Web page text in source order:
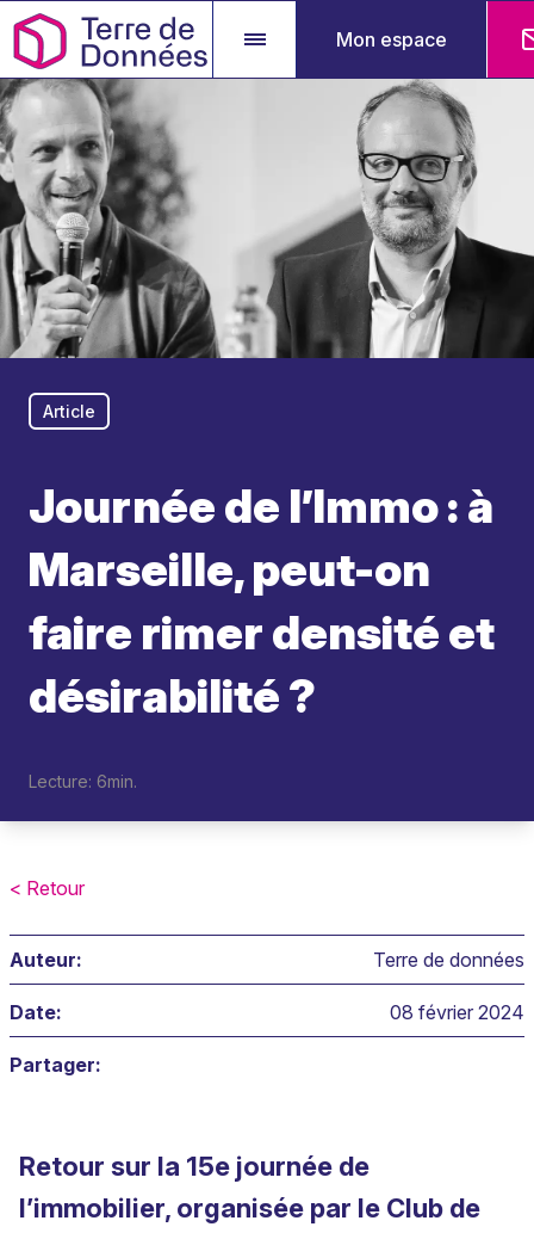
Mon espace
Article
Journée de l’Immo : à
Marseille, peut-on
faire rimer densité et
désirabilité ?
Lecture: 6min.
< Retour
Auteur: Terre de données
Date: 08 février 2024
Partager:
Retour sur la 15e journée de
l’immobilier, organisée par le Club de